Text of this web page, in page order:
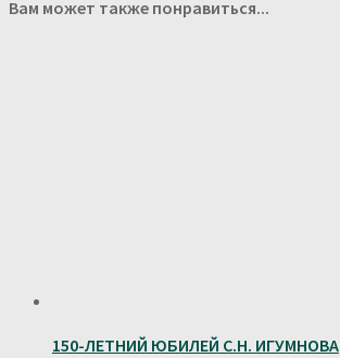
Вам может также понравиться...
150-ЛЕТНИЙ ЮБИЛЕЙ С.Н. ИГУМНОВА